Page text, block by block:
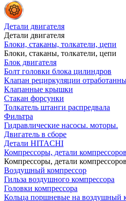
Детали двигателя
Детали двигателя
Блоки, стаканы, толкатели, цепи
Блоки, стаканы, толкатели, цепи
Блок двигателя
Болт головки блока цилиндров
Клапан рециркуляции
Клапанные крышки
Стакан форсунки
Толкатель штанги распредвала
Фильтра
Гидравлические насосы. моторы.
Двигатель в сборе
Детали HITACHI
Компрессоры, детали компрессоров
Компрессоры, детали компрессоров
Воздушный компрессор
Гильза воздушного компрессора
Головки компрессора
Кольца поршневые на воздушный